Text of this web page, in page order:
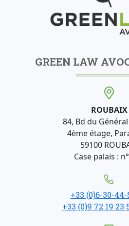
GREEN LAW
ROUBAIX
84, Bd du
4ème étage,
59100
Case palais :
+33 (0)6-30-
+33 (0)9 72 19 23